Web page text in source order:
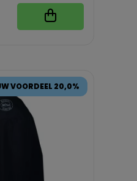
VOORDEEL 20,0%